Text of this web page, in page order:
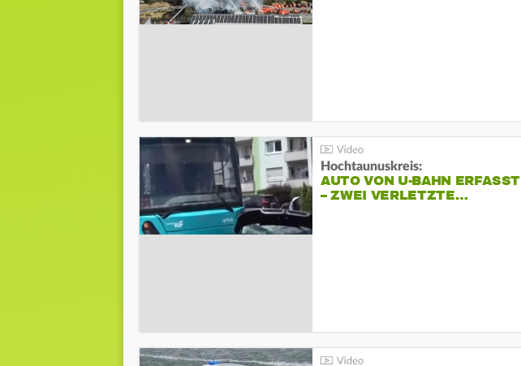
Hochtaunuskreis:
AUTO VON U-BAHN ERFASST
– ZWEI VERLETZTE…